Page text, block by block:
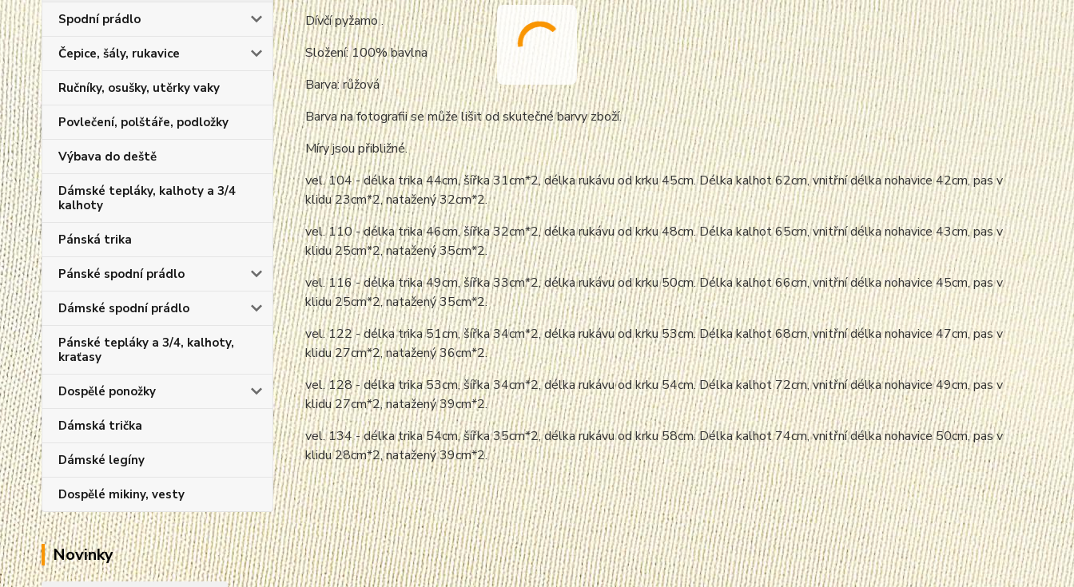
Spodní prádlo
Čepice, šály, rukavice
Ručníky, osušky, utěrky vaky
Povlečení, polštáře, podložky
Výbava do deště
Dámské tepláky, kalhoty a 3/4
kalhoty
Pánská trika
Pánské spodní prádlo
Dámské spodní prádlo
Pánské tepláky a 3/4, kalhoty,
kraťasy
Dospělé ponožky
Dámská trička
Dámské legíny
Dospělé mikiny, vesty
Novinky
Dívčí pyžamo .
Složení: 100% bavlna
Barva: růžová
Barva na fotografii se může lišit od skutečné barvy zboží.
Míry jsou přibližné.
vel. 104 - délka trika 44cm, šířka 31cm*2, délka rukávu od krku 45cm. Délka kalhot 62cm, vnitřní délka nohavice 42cm, pas v
klidu 23cm*2,natažený 32cm*2.
vel. 110 - délka trika 46cm, šířka 32cm*2, délka rukávu od krku 48cm. Délka kalhot 65cm, vnitřní délka nohavice 43cm, pas v
klidu 25cm*2,natažený 35cm*2.
vel. 116 - délka trika 49cm, šířka 33cm*2, délka rukávu od krku 50cm. Délka kalhot 66cm, vnitřní délka nohavice 45cm, pas v
klidu 25cm*2,natažený 35cm*2.
vel. 122 - délka trika 51cm, šířka 34cm*2, délka rukávu od krku 53cm. Délka kalhot 68cm, vnitřní délka nohavice 47cm, pas v
klidu 27cm*2,natažený 36cm*2.
vel. 128 - délka trika 53cm, šířka 34cm*2, délka rukávu od krku 54cm. Délka kalhot 72cm, vnitřní délka nohavice 49cm, pas v
klidu 27cm*2,natažený 39cm*2.
vel. 134 - délka trika 54cm, šířka 35cm*2, délka rukávu od krku 58cm. Délka kalhot 74cm, vnitřní délka nohavice 50cm, pas v
klidu 28cm*2,natažený 39cm*2.